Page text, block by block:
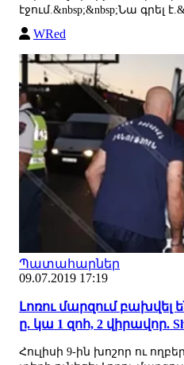
էջում.&nbsp;&nbsp;Նա գրել
WRed
Պատահարներ
09.07.2019 17:19
Լոռու մարզում բախվել
ը. կա 1 զոհ, 2 վիրավոր.
Հուլիսի 9-ին խոշոր ու